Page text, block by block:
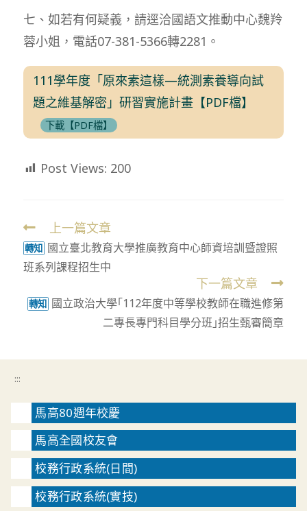
七、如若有何疑義，請逕洽國語文推動中心魏羚
蓉小姐，電話07-381-5366轉2281。
111學年度「原來素這樣—統測素養導向試
題之維基解密」研習實施計畫【PDF檔】
下載【PDF檔】
Post Views: 200
Read
more
articles
上一篇文章
轉知 國立臺北教育大學推廣教育中心師資培訓暨證照
班系列課程招生中
下一篇文章
轉知 國立政治大學｢112年度中等學校教師在職進修第
二專長專門科目學分班｣招生甄審簡章
:::
馬高80週年校慶
馬高全國校友會
校務行政系統(日間)
校務行政系統(實技)